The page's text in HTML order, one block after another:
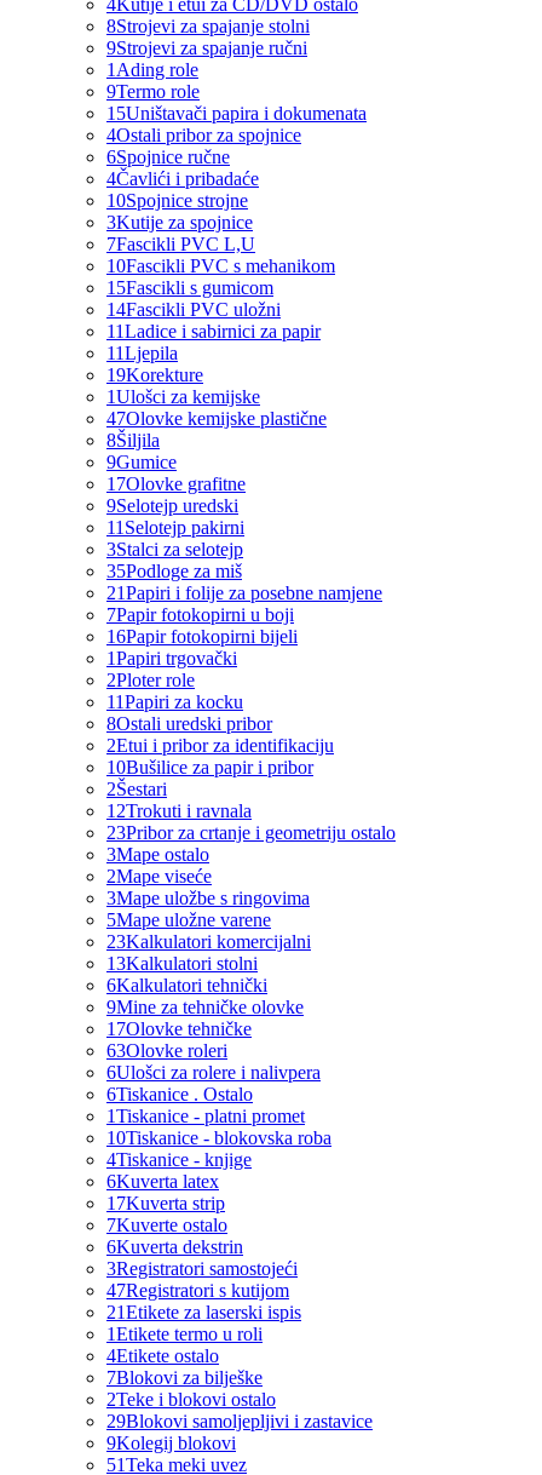
4Kutije i etui za CD/DVD ostalo
8Strojevi za spajanje stolni
9Strojevi za spajanje ručni
1 Ading role
9Termo role
15Uništavači papira i dokumenata
4Ostali pribor za spojnice
6Spojnice ručne
4Čavlići i pribadaće
10Spojnice strojne
3Kutije za spojnice
7Fascikli PVC L,U
10Fascikli PVC s mehanikom
15Fascikli s gumicom
14Fascikli PVC uložni
11Ladice i sabirnici za papir
11Ljepila
19Korekture
1Ulošci za kemijske
47Olovke kemijske plastične
8Šiljila
9Gumice
17Olovke grafitne
9Selotejp uredski
11 Selotejp pakirni
3Stalci za selotejp
35Podloge za miš
21Papiri i folije za posebne namjene
7Papir fotokopirni u boji
16Papir fotokopirni bijeli
1Papiri trgovački
2Ploter role
11Papiri za kocku
8Ostali uredski pribor
2Etui i pribor za identifikaciju
10Bušilice za papir i pribor
2Šestari
12Trokuti i ravnala
23Pribor za crtanje i geometriju ostalo
3Mape ostalo
2Mape viseće
3Mape uložbe s ringovima
5Mape uložne varene
23Kalkulatori komercijalni
13Kalkulatori stolni
6Kalkulatori tehnički
9Mine za tehničke olovke
17Olovke tehničke
63Olovke roleri
6Ulošci za rolere i nalivpera
6Tiskanice . Ostalo
1Tiskanice - platni promet
10Tiskanice - blokovska roba
4Tiskanice - knjige
6Kuverta latex
17Kuverta strip
7Kuverte ostalo
6Kuverta dekstrin
3Registratori samostojeći
47Registratori s kutijom
21Etikete za laserski ispis
1Etikete termo u roli
4Etikete ostalo
7Blokovi za bilješke
2Teke i blokovi ostalo
29Blokovi samoljepljivi i zastavice
9Kolegij blokovi
51Teka meki uvez